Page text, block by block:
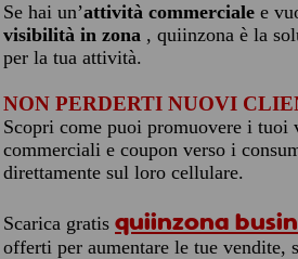
Se hai un’attività commerciale e
visibilità in zona , quiinzona è la
per la tua attività.
NON PERDERTI NUOVI
Scopri come puoi promuovere i
commerciali e coupon verso i
direttamente sul loro cellulare.
Scarica gratis quiinzona
offerti per aumentare le tue vendite,